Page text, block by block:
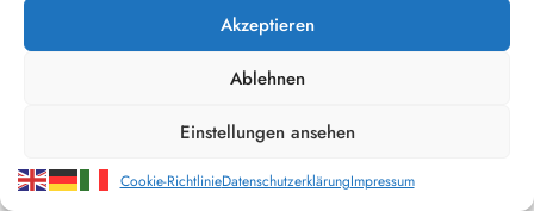
Akzeptieren
Ablehnen
Einstellungen ansehen
Cookie-RichtlinieDatenschutzerklärungImpressum
Internetadresse (z. B. beispielseite.de) und der
Verwendung des Schemas https (anstatt http) als
Teil unserer Internetadresse.
Wenn Sie mehr zum Thema Verschlüsselung
Suche nach “Hypertext Transfer Protocol Secure